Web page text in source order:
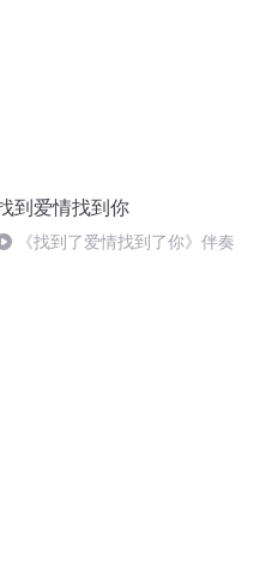
到爱情找到你
《找到了爱情找到了你》伴奏